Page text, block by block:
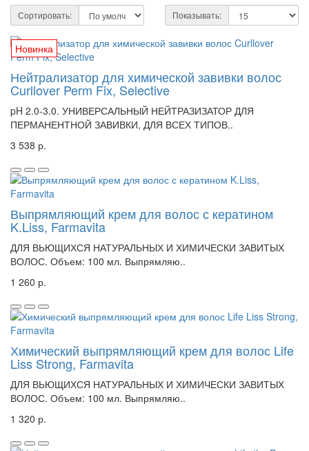
Сортировать: Показывать:
Новинка
Нейтрализатор для химической завивки волос
Curllover Perm Fix, Selective
pH 2.0-3.0. УНИВЕРСАЛЬНЫЙ НЕЙТРАЗИЗАТОР ДЛЯ
ПЕРМАНЕНТНОЙ ЗАВИВКИ, ДЛЯ ВСЕХ ТИПОВ..
3 538 р.
Выпрямляющий крем для волос с кератином
K.Liss, Farmavita
ДЛЯ ВЬЮЩИХСЯ НАТУРАЛЬНЫХ И ХИМИЧЕСКИ ЗАВИТЫХ
ВОЛОС. Объем: 100 мл. Выпрямляю..
1 260 р.
Химический выпрямляющий крем для волос Life
Liss Strong, Farmavita
ДЛЯ ВЬЮЩИХСЯ НАТУРАЛЬНЫХ И ХИМИЧЕСКИ ЗАВИТЫХ
ВОЛОС. Объем: 100 мл. Выпрямляю..
1 320 р.